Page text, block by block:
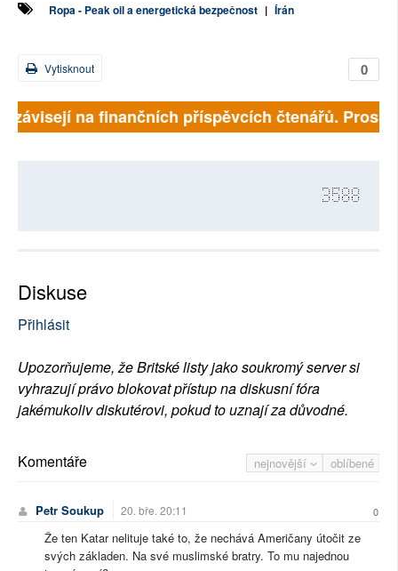
Ropa - Peak oil a energetická bezpečnost | Írán
0
Vytisknout
na finančních příspěvcích čtenářů.
3588
Diskuse
Přihlásit
Upozorňujeme, že Britské listy jako soukromý server si
vyhrazují právo blokovat přístup na diskusní fóra
jakémukoliv diskutérovi, pokud to uznají za důvodné.
nejnovější oblíbené
Komentáře
Petr Soukup 20. bře. 20:11 0
Že ten Katar nelituje také to, že nechává Američany útočit ze
svých základen. Na své muslimské bratry. To mu najednou